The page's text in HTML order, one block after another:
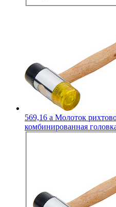
569,16 a Молоток
комбинированная